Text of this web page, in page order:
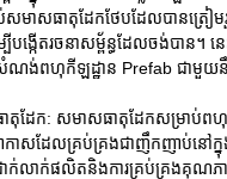
សមាសធាតុដែកថែបដែលបានត្រៀម
បង្កើតរចនាសម្ព័ន្ធដែលចង់បាន។
ង់ពហុកីឡដ្ឋាន Prefab ជាមួ
ាតុដែក: សមាសធាតុដែកសម្រាប់ពហុ
កាសដែលគ្រប់គ្រងជាញឹកញាប់នៅក្នុ
ក់លាក់ផលិតនិងការគ្រប់គ្រងគុណភ